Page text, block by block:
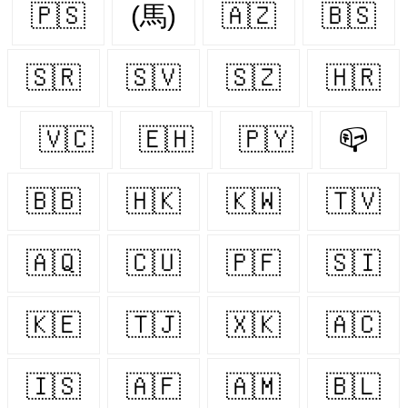
🇵🇸 (馬) 🇦🇿 🇧🇸
🇸🇷 🇸🇻 🇸🇿 🇭🇷
🇻🇨 🇪🇭 🇵🇾 📪
🇧🇧 🇭🇰 🇰🇼 🇹🇻
🇦🇶 🇨🇺 🇵🇫 🇸🇮
🇰🇪 🇹🇯 🇽🇰 🇦🇨
🇮🇸 🇦🇫 🇦🇲 🇧🇱